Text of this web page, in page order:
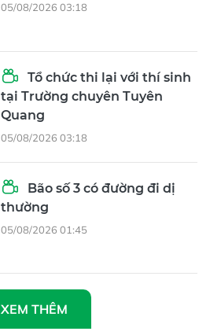
05/08/2026 03:18
Tổ chức thi lại với thí sinh
tại Trường chuyên Tuyên
Quang
05/08/2026 03:18
Bão số 3 có đường đi dị
thường
05/08/2026 01:45
XEM THÊM